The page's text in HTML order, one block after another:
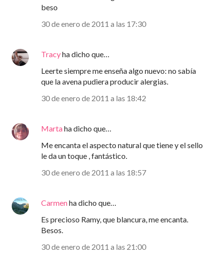
beso
30 de enero de 2011 a las 17:30
Tracyha dicho que…
Leerte siempre me enseña algo nuevo: no sabía
que la avena pudiera producir alergias.
30 de enero de 2011 a las 18:42
Martaha dicho que…
Me encanta el aspecto natural que tiene y el sello
le da un toque , fantástico.
30 de enero de 2011 a las 18:57
Carmenha dicho que…
Es precioso Ramy, que blancura, me encanta.
Besos.
30 de enero de 2011 a las 21:00